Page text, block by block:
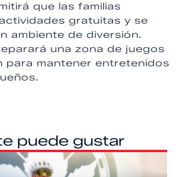
que las familias
gratuitas y se
ambiente de diversión.
una zona de juegos
para mantener entretenidos
puede gustar